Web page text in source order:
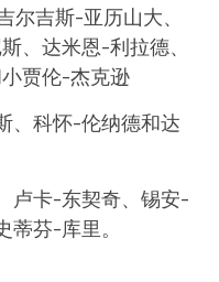
吉斯-亚历山大、
、达米恩-利拉德、
贾伦-杰克逊
、科怀-伦纳德和达
卢卡-东契奇、锡安-
芬-库里。